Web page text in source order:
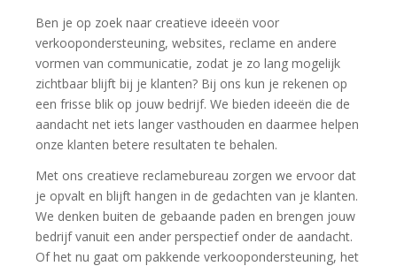
Ben je op zoek naar creatieve ideeën voor
verkoopondersteuning, websites, reclame en andere
vormen van communicatie, zodat je zo lang mogelijk
zichtbaar blijft bij je klanten? Bij ons kun je rekenen op
een frisse blik op jouw bedrijf. We bieden ideeën die de
aandacht net iets langer vasthouden en daarmee helpen
onze klanten betere resultaten te behalen.
Met ons creatieve reclamebureau zorgen we ervoor dat
je opvalt en blijft hangen in de gedachten van je klanten.
We denken buiten de gebaande paden en brengen jouw
bedrijf vanuit een ander perspectief onder de aandacht.
Of het nu gaat om pakkende verkoopondersteuning, het